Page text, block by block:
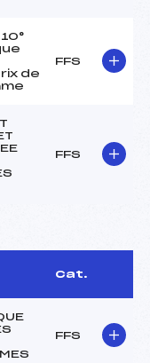
de
FFS
FFS
Cat.
FFS